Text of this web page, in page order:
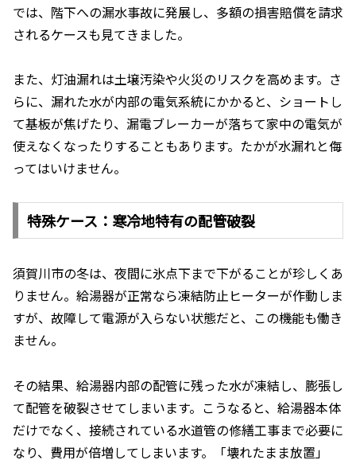
では、階下への漏水事故に発展し、多額の損害賠償を請求
されるケースも見てきました。
また、灯油漏れは土壌汚染や火災のリスクを高めます。さ
らに、漏れた水が内部の電気系統にかかると、ショートし
て基板が焦げたり、漏電ブレーカーが落ちて家中の電気が
使えなくなったりすることもあります。たかが水漏れと侮
ってはいけません。
特殊ケース：寒冷地特有の配管破裂
須賀川市の冬は、夜間に氷点下まで下がることが珍しくあ
りません。給湯器が正常なら凍結防止ヒーターが作動しま
すが、故障して電源が入らない状態だと、この機能も働き
ません。
その結果、給湯器内部の配管に残った水が凍結し、膨張し
て配管を破裂させてしまいます。こうなると、給湯器本体
だけでなく、接続されている水道管の修繕工事まで必要に
なり、費用が倍増してしまいます。「壊れたまま放置」